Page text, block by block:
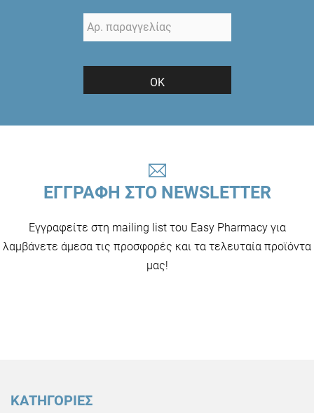
ΟΚ
ΕΓΓΡΑΦΗ ΣΤΟ NEWSLETTER
Εγγραφείτε στη mailing list του Easy Pharmacy για
λαμβάνετε άμεσα τις προσφορές και τα τελευταία προϊόντα
μας!
ΚΑΤΗΓΟΡΙΕΣ